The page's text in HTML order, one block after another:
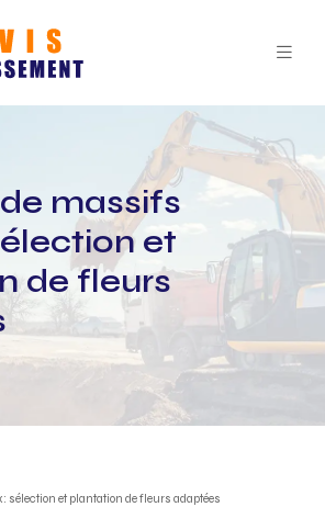
massifs
et
de fleurs
et plantation de fleurs adaptées